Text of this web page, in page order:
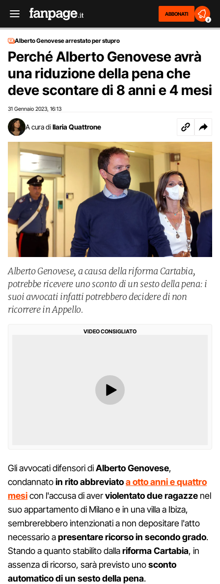
ABBONATI
2
Alberto Genovese arrestato per stupro
Perché Alberto Genovese avrà
una riduzione della pena che
deve scontare di 8 anni e 4 mesi
31 Gennaio 2023 16:13
A cura di Ilaria Quattrone
Alberto Genovese, a causa della riforma Cartabia,
potrebbe ricevere uno sconto di un sesto della pena: i
suoi avvocati infatti potrebbero decidere di non
ricorrere in Appello.
VIDEO CONSIGLIATO
Gli avvocati difensori diAlberto Genovese,
condannatoin rito abbreviatoa otto anni e quattro
mesicon l'accusa di averviolentato due ragazze nel
suo appartamento di Milano e in una villa a Ibiza,
sembrerebbero intenzionati a non depositare l'atto
necessario apresentare ricorso in secondo grado.
Stando a quanto stabilito dallariforma Cartabia, in
assenza di ricorso, sarà previsto unosconto
automatico di un sesto della pena.